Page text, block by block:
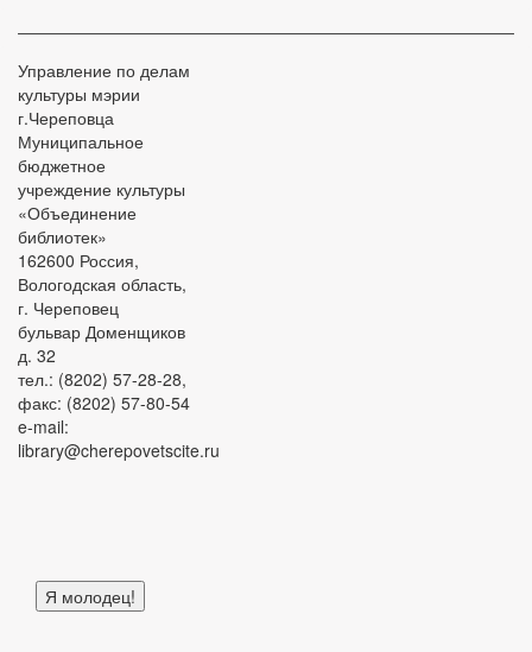
Управление по делам
культуры мэрии
г.Череповца
Муниципальное
бюджетное
учреждение культуры
«Объединение
библиотек»
162600 Россия,
Вологодская область,
г. Череповец
бульвар Доменщиков
д. 32
тел.: (8202) 57-28-28,
факс: (8202) 57-80-54
e-mail:
library@cherepovetscite.ru